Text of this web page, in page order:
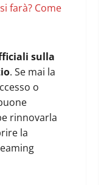
farà? Come
sulla
. Se mai la
o
rinnovarla
la